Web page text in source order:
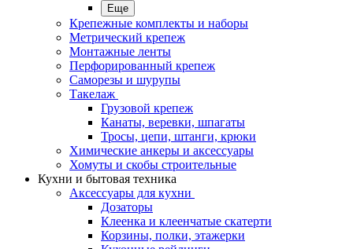
Еще
Крепежные комплекты и наборы
Метрический крепеж
Монтажные ленты
Перфорированный крепеж
Саморезы и шурупы
Такелаж
Грузовой крепеж
Канаты, веревки, шпагаты
Тросы, цепи, штанги, крюки
Химические анкеры и аксессуары
Хомуты и скобы строительные
Кухни и бытовая техника
Аксессуары для кухни
Дозаторы
Клеенка и клеенчатые скатерти
Корзины, полки, этажерки